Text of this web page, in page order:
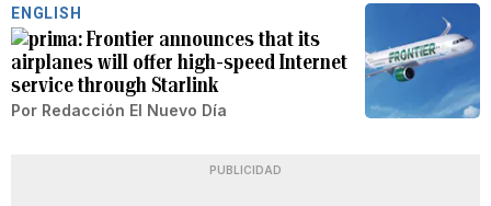
ENGLISH
Frontier announces that its
airplanes will offer high-speed Internet
service through Starlink
Por Redacción El Nuevo Día
PUBLICIDAD